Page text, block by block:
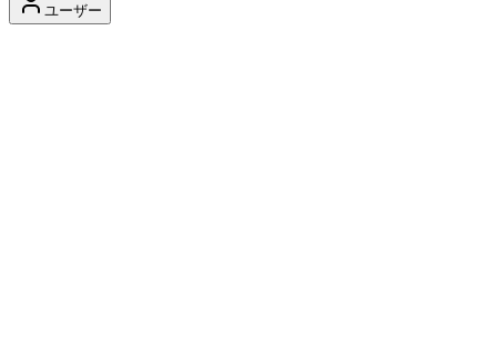
ユーザー